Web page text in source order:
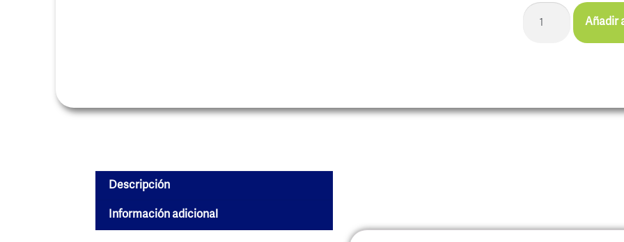
Añadir
Descripción
Información adicional